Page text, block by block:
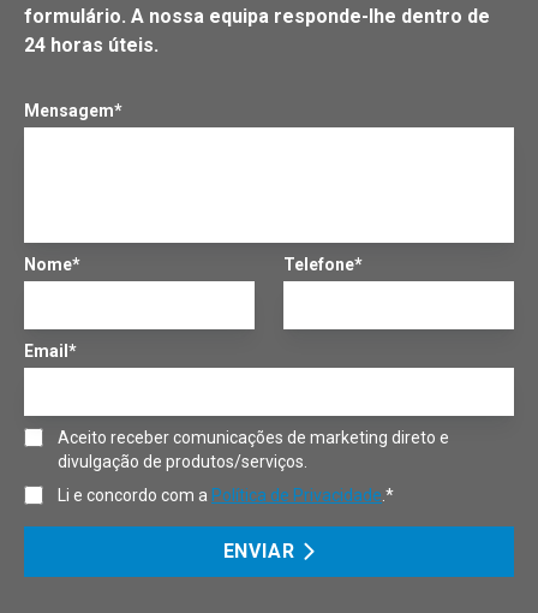
formulário. A nossa equipa responde-lhe dentro de
24 horas úteis.
Mensagem*
Nome* Telefone*
Email*
Aceito receber comunicações de marketing direto e
divulgação de produtos/serviços.
Li e concordo com a Política de Privacidade .*
ENVIAR